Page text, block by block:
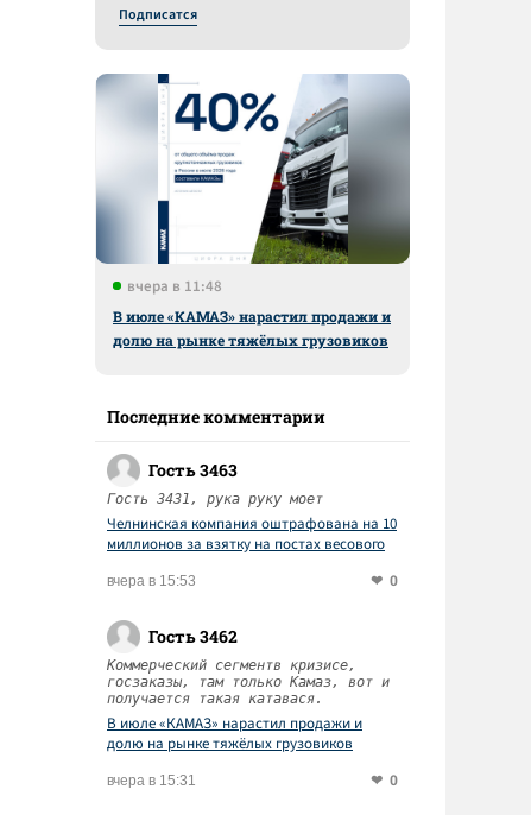
Подписатся
вчера в 11:48
В июле «КАМАЗ» нарастил продажи и
долю на рынке тяжёлых грузовиков
Последние комментарии
Гость 3463
Гость 3431, рука руку моет
Челнинская компания оштрафована на 10
миллионов за взятку на постах весового
вчера в 15:53 0
Гость 3462
Коммерческий сегментв кризисе,
госзаказы, там только Камаз, вот и
получается такая катавася.
В июле «КАМАЗ» нарастил продажи и
долю на рынке тяжёлых грузовиков
вчера в 15:31 0